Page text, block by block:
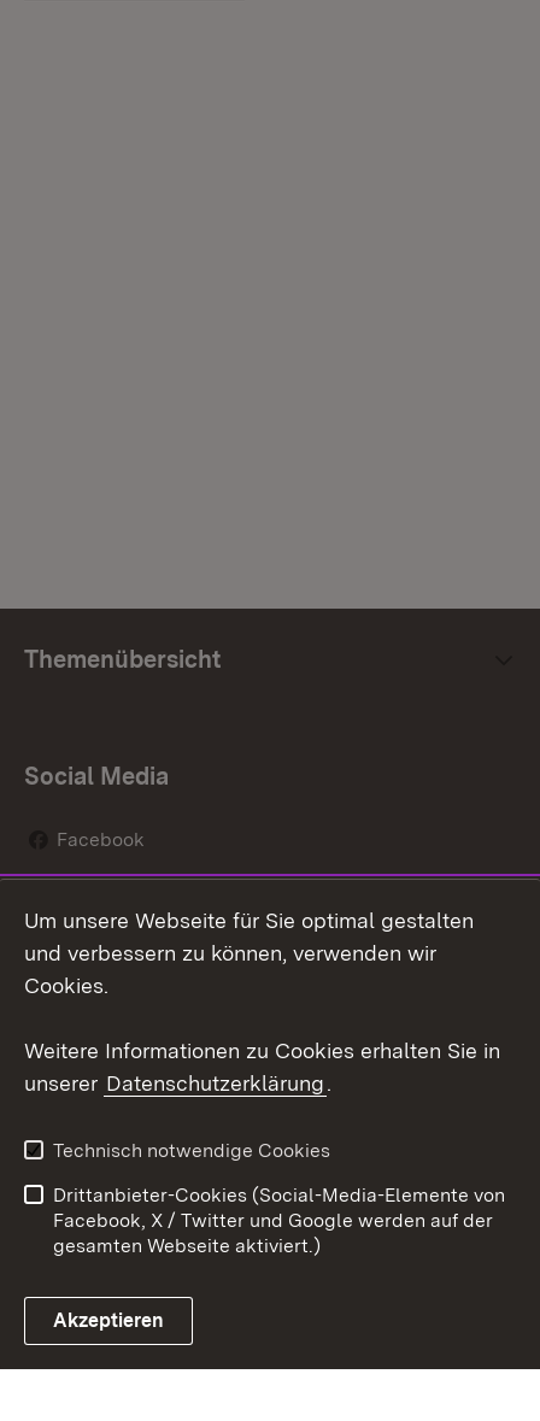
Themenübersicht
Social Media
Facebook
Social Wall
Youtube
Link zum Landesportal
Kontakt
Datenschutz
Barrierefreiheit
Impressum Cookies
Um unsere Webseite für Sie optimal gestalten
und verbessern zu können, verwenden wir
Cookies.
Weitere Informationen zu Cookies erhalten Sie in
unserer Datenschutzerklärung.
Technisch notwendige Cookies
Drittanbieter-Cookies (Social-Media-Elemente von
Facebook, X / Twitter und Google werden auf der
gesamten Webseite aktiviert.)
Akzeptieren